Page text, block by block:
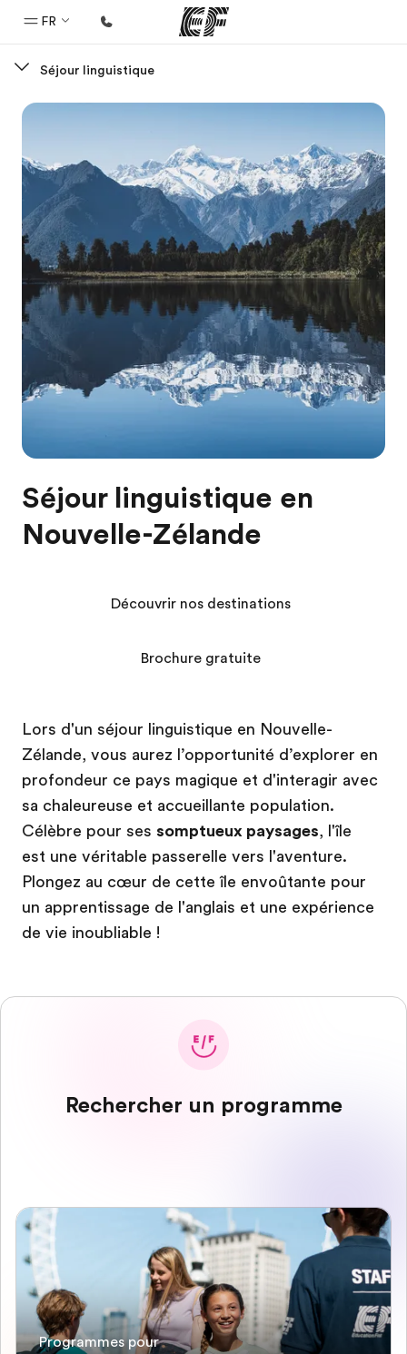
FR
Bienvenue chez EF
Programmes
Nos offres
Bureaux
Trouver un bureau
A propos de nous
Qui sommes-nous ?
EF recrute
Rejoignez nos équipes
Séjour linguistique
Séjour linguistique en
Nouvelle-Zélande
Lors d'un séjour linguistique en Nouvelle-
Zélande, vous aurez l’opportunité d’explorer en
profondeur ce pays magique et d'interagir avec
sa chaleureuse et accueillante population.
Célèbre pour ses somptueux paysages, l'île
est une véritable passerelle vers l'aventure.
Plongez au cœur de cette île envoûtante pour
un apprentissage de l'anglais et une expérience
de vie inoubliable !
Découvrir nos destinations
Brochure gratuite
Rechercher un programme
Programmes pour